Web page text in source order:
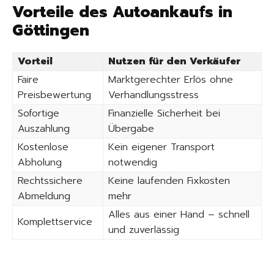
Vorteile des Autoankaufs in
Göttingen
Vorteil
Nutzen für den Verkäufer
Faire
Preisbewertung
Marktgerechter Erlös ohne
Verhandlungsstress
Sofortige
Auszahlung
Finanzielle Sicherheit bei
Übergabe
Kostenlose
Abholung
Kein eigener Transport
notwendig
Rechtssichere
Abmeldung
Keine laufenden Fixkosten
mehr
Komplettservice
Alles aus einer Hand – schnell
und zuverlässig